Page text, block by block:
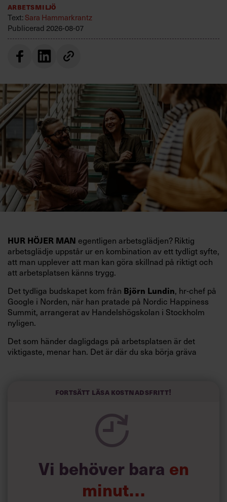
Arbetsmiljö
Text:Sara Hammarkrantz
Publicerad 2026-08-07
HUR HÖJER MAN egentligen arbetsglädjen? Riktig
arbetsglädje uppstår ur en kombination av ett tydligt syfte,
att man upplever att man kan göra skillnad på riktigt och
att arbetsplatsen känns trygg.
Det tydliga budskapet kom från Björn Lundin, hr-chef på
Google i Norden, när han pratade på Nordic Happiness
Summit, arrangerat av Handelshögskolan i Stockholm
nyligen.
Det som händer dagligdags på arbetsplatsen är det
viktigaste, menar han. Det är där du ska börja gräva
och höjt arbetsglädjen på Google:
Fortsätt läsa kostnadsfritt!
Vi behöver bara en
minut…